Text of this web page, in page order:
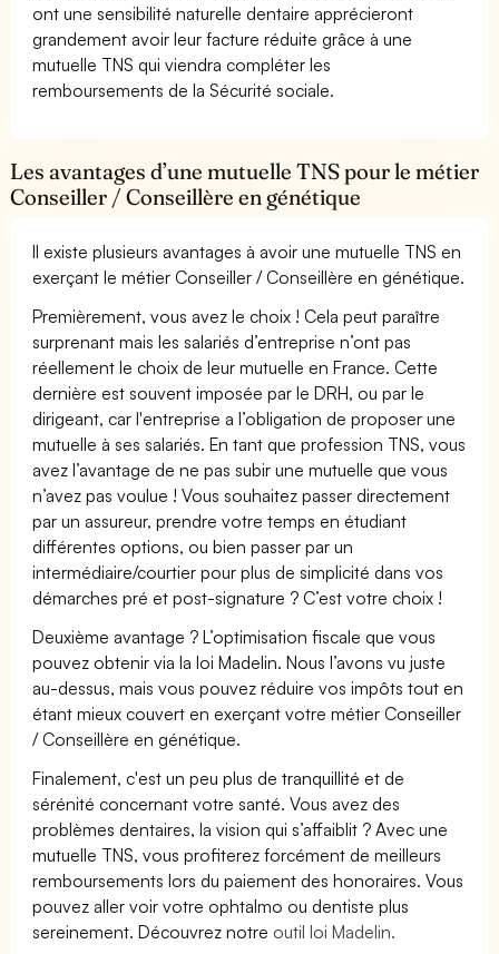
ont une sensibilité naturelle dentaire apprécieront
grandement avoir leur facture réduite grâce à une
mutuelle TNS qui viendra compléter les
remboursements de la Sécurité sociale.
Les avantages d’une mutuelle TNS pour le métier
Conseiller / Conseillère en génétique
Il existe plusieurs avantages à avoir une mutuelle TNS en
exerçant le métier Conseiller / Conseillère en génétique.
Premièrement, vous avez le choix ! Cela peut paraître
surprenant mais les salariés d’entreprise n’ont pas
réellement le choix de leur mutuelle en France. Cette
dernière est souvent imposée par le DRH, ou par le
dirigeant, car l'entreprise a l’obligation de proposer une
mutuelle à ses salariés. En tant que profession TNS, vous
avez l’avantage de ne pas subir une mutuelle que vous
n’avez pas voulue ! Vous souhaitez passer directement
par un assureur, prendre votre temps en étudiant
différentes options, ou bien passer par un
intermédiaire/courtier pour plus de simplicité dans vos
démarches pré et post-signature ? C’est votre choix !
Deuxième avantage ? L’optimisation fiscale que vous
pouvez obtenir via la loi Madelin. Nous l’avons vu juste
au-dessus, mais vous pouvez réduire vos impôts tout en
étant mieux couvert en exerçant votre métier Conseiller
/ Conseillère en génétique.
Finalement, c'est un peu plus de tranquillité et de
sérénité concernant votre santé. Vous avez des
problèmes dentaires, la vision qui s’affaiblit ? Avec une
mutuelle TNS, vous profiterez forcément de meilleurs
remboursements lors du paiement des honoraires. Vous
pouvez aller voir votre ophtalmo ou dentiste plus
sereinement. Découvrez notre outil loi Madelin.